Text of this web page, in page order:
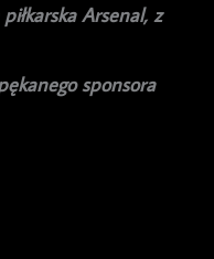
Arsenal, z
sponsora